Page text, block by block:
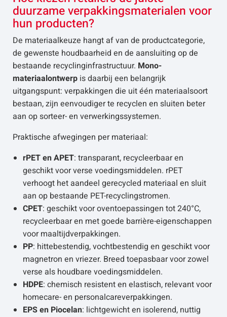
duurzame verpakkingsmaterialen voor
hun producten?
De materiaalkeuze hangt af van de productcategorie,
de gewenste houdbaarheid en de aansluiting op de
bestaande recyclinginfrastructuur. Mono-
materiaalontwerp is daarbij een belangrijk
uitgangspunt: verpakkingen die uit één materiaalsoort
bestaan, zijn eenvoudiger te recyclen en sluiten beter
aan op sorteer- en verwerkingssystemen.
Praktische afwegingen per materiaal:
rPET en APET: transparant, recycleerbaar en
geschikt voor verse voedingsmiddelen. rPET
verhoogt het aandeel gerecycled materiaal en sluit
aan op bestaande PET-recyclingstromen.
CPET: geschikt voor oventoepassingen tot 240°C,
recycleerbaar en met goede barrière-eigenschappen
voor maaltijdverpakkingen.
PP: hittebestendig, vochtbestendig en geschikt voor
magnetron en vriezer. Breed toepasbaar voor zowel
verse als houdbare voedingsmiddelen.
HDPE: chemisch resistent en elastisch, relevant voor
homecare- en personalcareverpakkingen.
EPS en Piocelan: lichtgewicht en isolerend, nuttig